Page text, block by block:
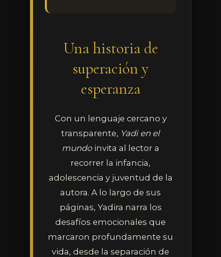
Una historia de
superación y
esperanza
Con un lenguaje cercano y
transparente, Yadi en el
mundo invita al lector a
recorrer la infancia,
adolescencia y juventud de la
autora. A lo largo de sus
páginas, Yadira narra los
desafíos emocionales que
marcaron profundamente su
vida, desde la separación de